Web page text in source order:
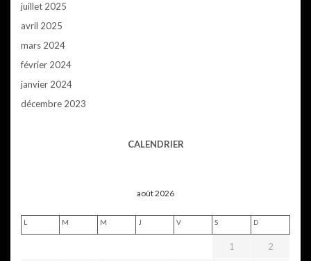
juillet 2025
avril 2025
mars 2024
février 2024
janvier 2024
décembre 2023
CALENDRIER
août 2026
L M M J V S D
1 2